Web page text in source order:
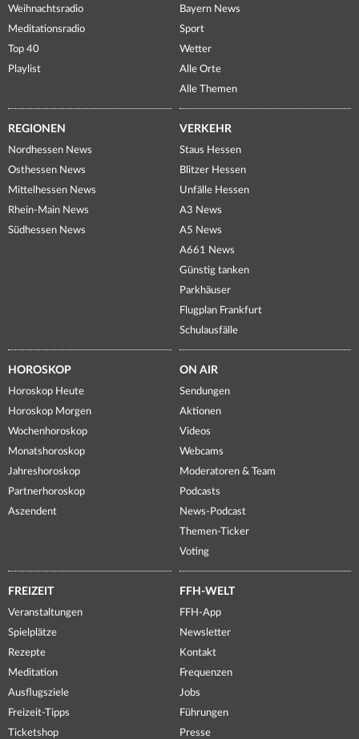
Weihnachtsradio
Meditationsradio
Top 40
Playlist
Bayern News
Sport
Wetter
Alle Orte
Alle Themen
REGIONEN
Nordhessen News
Osthessen News
Mittelhessen News
Rhein-Main News
Südhessen News
VERKEHR
Staus Hessen
Blitzer Hessen
Unfälle Hessen
A3 News
A5 News
A661 News
Günstig tanken
Parkhäuser
Flugplan Frankfurt
Schulausfälle
HOROSKOP
Horoskop Heute
Horoskop Morgen
Wochenhoroskop
Monatshoroskop
Jahreshoroskop
Partnerhoroskop
Aszendent
ON AIR
Sendungen
Aktionen
Videos
Webcams
Moderatoren & Team
Podcasts
News-Podcast
Themen-Ticker
Voting
FREIZEIT
Veranstaltungen
Spielplätze
Rezepte
Meditation
Ausflugsziele
Freizeit-Tipps
Ticketshop
FFH-WELT
FFH-App
Newsletter
Kontakt
Frequenzen
Jobs
Führungen
Presse